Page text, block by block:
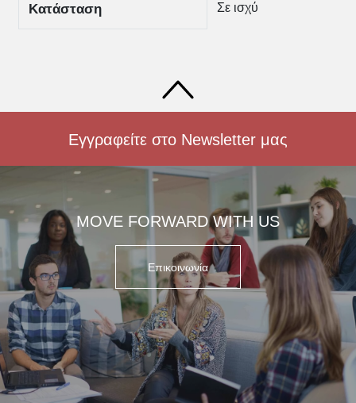
Κατάσταση Σε ισχύ
Εγγραφείτε στο Newsletter μας
MOVE FORWARD WITH US
Επικοινωνία